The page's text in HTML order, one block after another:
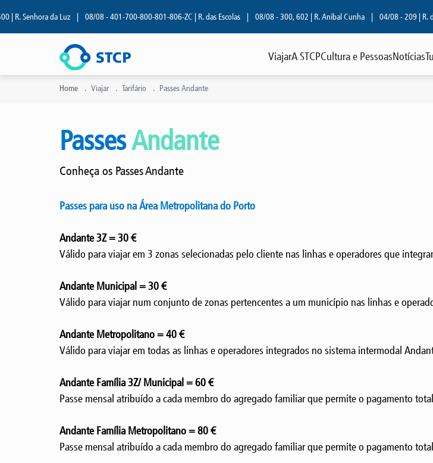
Senhora da Luz | 08/08 - 401-700-800-801-806-ZC | R. das Escolas | 08/08 - 300, 602 | R. Aníbal Cunha | 04/08 - 209 | R. de
ViajarA STCPCultura e PessoasNotícias
Home
Viajar Tarifário Passes Andante
PassesAndante
Conheça os Passes Andante
Passes para uso na Área Metropolitana do Porto
Andante 3Z = 30 €
Válido para viajar em 3 zonas selecionadas pelo cliente nas linhas e operadores que
Andante Municipal = 30 €
Válido para viajar num conjunto de zonas pertencentes a um município nas linhas e
Andante Metropolitano = 40 €
Válido para viajar em todas as linhas e operadores integrados no sistema intermodal
Andante Família 3Z/ Municipal = 60 €
Passe mensal atribuído a cada membro do agregado familiar que permite o pagamento
Andante Família Metropolitano = 80 €
Passe mensal atribuído a cada membro do agregado familiar que permite o pagamento